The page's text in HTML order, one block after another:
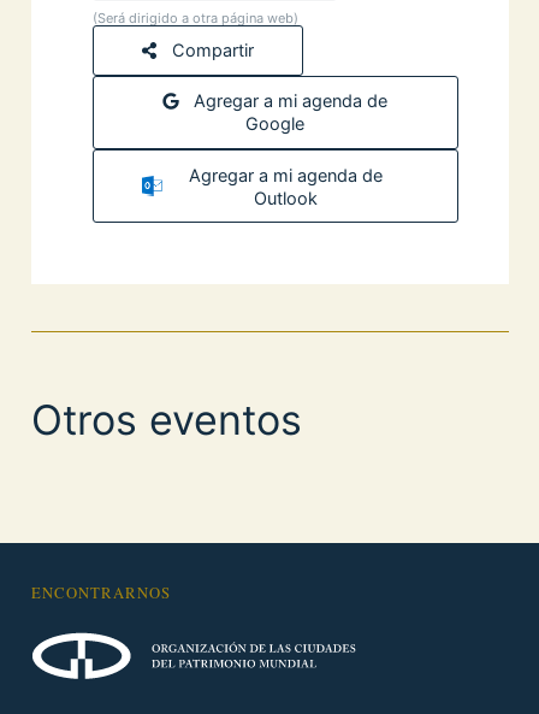
(Será dirigido a otra página web)
Compartir
Agregar a mi agenda de
Google
Agregar a mi agenda de
Outlook
Otros eventos
ENCONTRARNOS